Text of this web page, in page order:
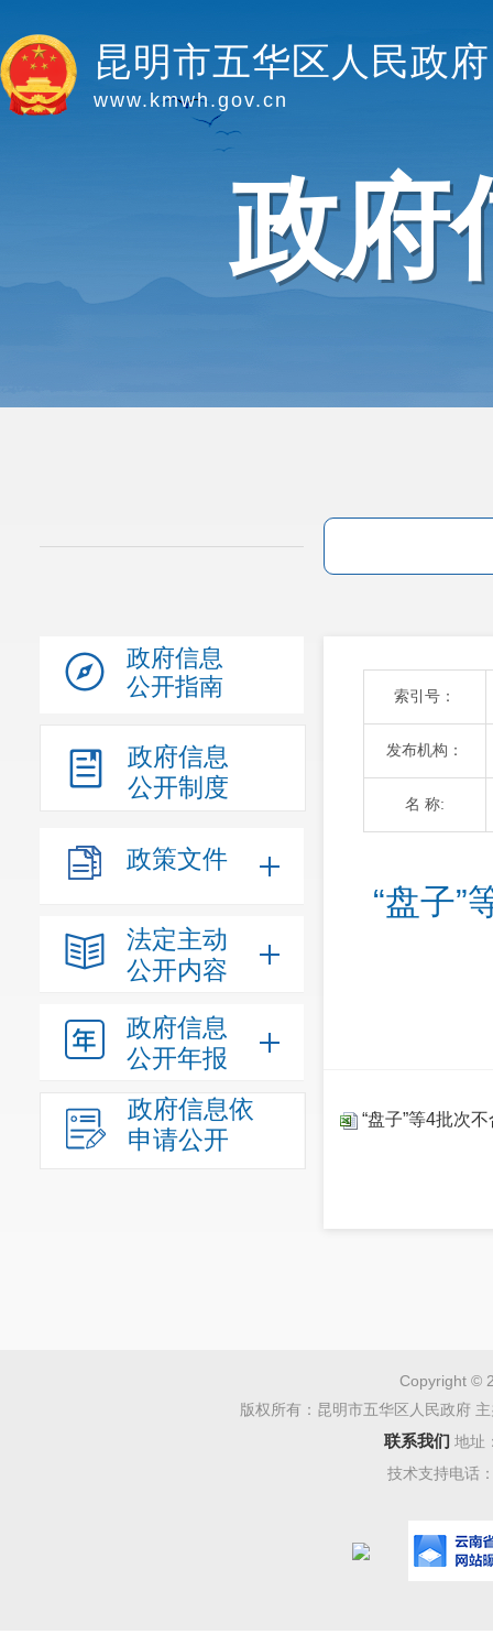
昆明市五华区人民政府
www.kmwh.gov.cn
政府
政府信息
公开指南
政府信息
公开制度
政策文件
法定主动
公开内容
政府信息
公开年报
政府信息依
申请公开
索引号：
发布机构：
名 称:
“盘子”
“盘子”等4批次
Copyright ©
版权所有：昆明市五华区人民政府
联系我们 地址
技术支持电话